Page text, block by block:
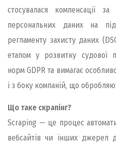
стосувалася компенсації
персональних даних на
регламенту захисту даних
етапом у розвитку судової
норм GDPR та вимагає
і з боку компаній, що
Що таке скрапінг?
Scraping — це процес
вебсайтів чи інших джерел